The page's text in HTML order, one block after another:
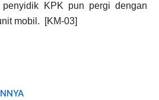
penyidik KPK pun pergi dengan
mobil. [KM-03]